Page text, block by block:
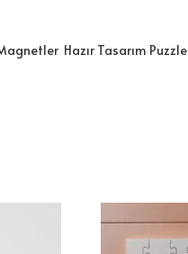
Hazır Tasarım Puzzle